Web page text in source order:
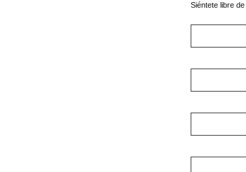
Siéntete libre